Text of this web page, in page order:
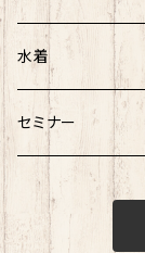
水着
セミナー